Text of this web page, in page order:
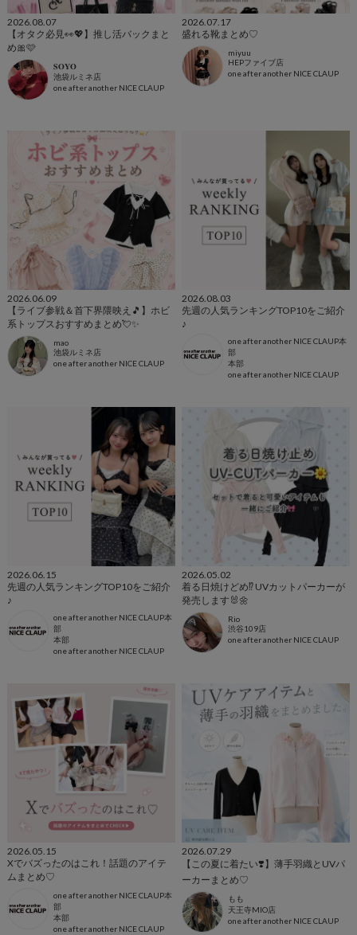
2026.08.07
【オタク必見👀💖】推し活バックまと
め🎀🩷
𝐒𝐎𝐘𝐎
池袋ルミネ店
one after another NICE CLAUP
2026.07.17
盛れる靴まとめ♡
miyuu
HEPファイブ店
one after another NICE CLAUP
2026.06.09
【ライブ参戦＆首下界隈映え🎵】ホビ
系トップスおすすめまとめ💘✨
mao
池袋ルミネ店
one after another NICE CLAUP
2026.08.03
先週の人気ランキングTOP10をご紹介
♪
one after another NICE CLAUP本
部
本部
one after another NICE CLAUP
2026.06.15
先週の人気ランキングTOP10をご紹介
♪
one after another NICE CLAUP本
部
本部
one after another NICE CLAUP
2026.05.02
着る日焼けどめ⁉️ UVカットパーカーが
発売します🐰🌼
Rio
渋谷109店
one after another NICE CLAUP
2026.05.15
Xでバズったのはこれ！話題のアイテ
ムまとめ♡
one after another NICE CLAUP本
部
本部
one after another NICE CLAUP
2026.07.29
【この夏に着たい❣️】薄手羽織とUVパ
ーカーまとめ♡
もも
天王寺MIO店
one after another NICE CLAUP